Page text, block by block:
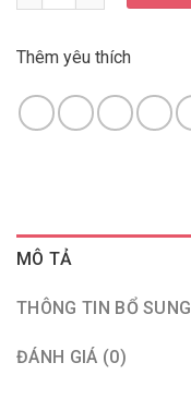
Thêm yêu thích
MÔ TẢ
THÔNG TIN BỔ SUNG
ĐÁNH GIÁ (0)